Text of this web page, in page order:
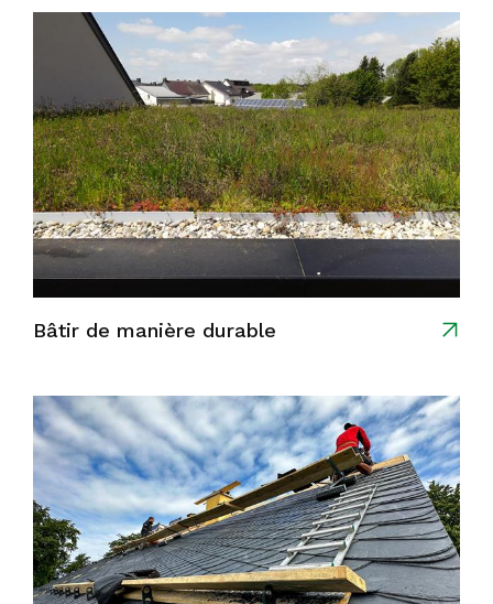
Bâtir de manière durable